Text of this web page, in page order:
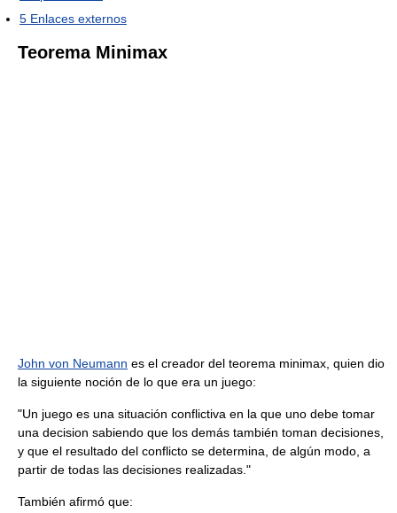
5 Enlaces externos
Teorema Minimax
John von Neumann es el creador del teorema minimax, quien dio
la siguiente noción de lo que era un juego:
"Un juego es una situación conflictiva en la que uno debe tomar
una decision sabiendo que los demás también toman decisiones,
y que el resultado del conflicto se determina, de algún modo, a
partir de todas las decisiones realizadas."
También afirmó que: